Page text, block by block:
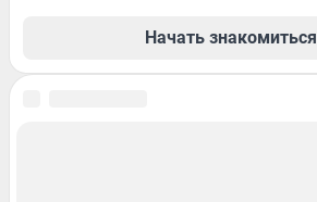
Начать знакомиться